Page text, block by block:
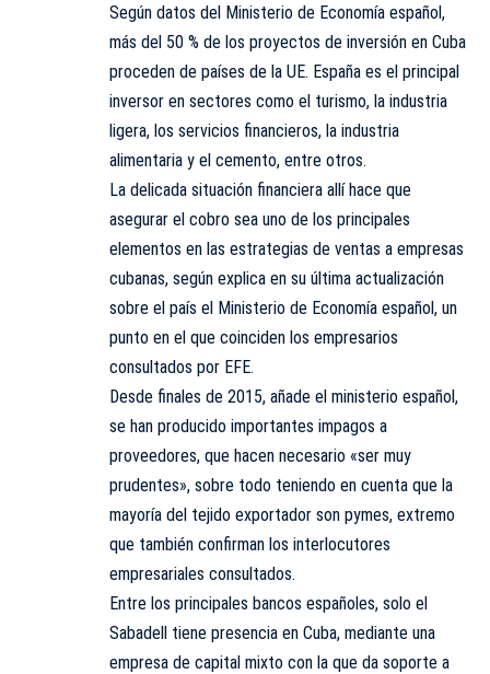
Según datos del Ministerio de Economía español,
más del 50 % de los proyectos de inversión en Cuba
proceden de países de la UE. España es el principal
inversor en sectores como el turismo, la industria
ligera, los servicios financieros, la industria
alimentaria y el cemento, entre otros.
La delicada situación financiera allí hace que
asegurar el cobro sea uno de los principales
elementos en las estrategias de ventas a empresas
cubanas, según explica en su última actualización
sobre el país el Ministerio de Economía español, un
punto en el que coinciden los empresarios
consultados por EFE.
Desde finales de 2015, añade el ministerio español,
se han producido importantes impagos a
proveedores, que hacen necesario «ser muy
prudentes», sobre todo teniendo en cuenta que la
mayoría del tejido exportador son pymes, extremo
que también confirman los interlocutores
empresariales consultados.
Entre los principales bancos españoles, solo el
Sabadell tiene presencia en Cuba, mediante una
empresa de capital mixto con la que da soporte a